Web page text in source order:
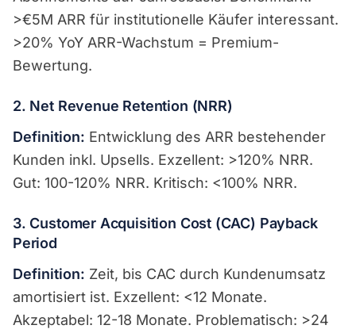
>€5M ARR für institutionelle Käufer interessant.
>20% YoY ARR-Wachstum = Premium-
Bewertung.
2. Net Revenue Retention (NRR)
Definition: Entwicklung des ARR bestehender
Kunden inkl. Upsells. Exzellent: >120% NRR.
Gut: 100-120% NRR. Kritisch: <100% NRR.
3. Customer Acquisition Cost (CAC) Payback
Period
Definition: Zeit, bis CAC durch Kundenumsatz
amortisiert ist. Exzellent: <12 Monate.
Akzeptabel: 12-18 Monate. Problematisch: >24